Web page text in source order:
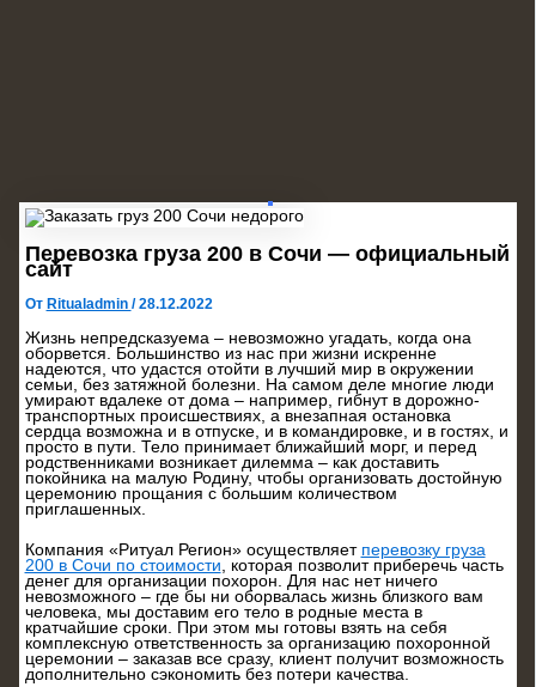
Перевозка груза 200 в Сочи — официальный
сайт
От Ritualadmin /28.12.2022
Жизнь непредсказуема – невозможно угадать, когда она
оборвется. Большинство из нас при жизни искренне
надеются, что удастся отойти в лучший мир в окружении
семьи, без затяжной болезни. На самом деле многие люди
умирают вдалеке от дома – например, гибнут в дорожно-
транспортных происшествиях, а внезапная остановка
сердца возможна и в отпуске, и в командировке, и в гостях, и
просто в пути. Тело принимает ближайший морг, и перед
родственниками возникает дилемма – как доставить
покойника на малую Родину, чтобы организовать достойную
церемонию прощания с большим количеством
приглашенных.
Компания «Ритуал Регион» осуществляет перевозку груза
200 в Сочи по стоимости , которая позволит приберечь часть
денег для организации похорон. Для нас нет ничего
невозможного – где бы ни оборвалась жизнь близкого вам
человека, мы доставим его тело в родные места в
кратчайшие сроки. При этом мы готовы взять на себя
комплексную ответственность за организацию похоронной
церемонии – заказав все сразу, клиент получит возможность
дополнительно сэкономить без потери качества.